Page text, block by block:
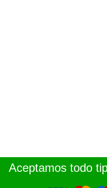
Aceptamos todo